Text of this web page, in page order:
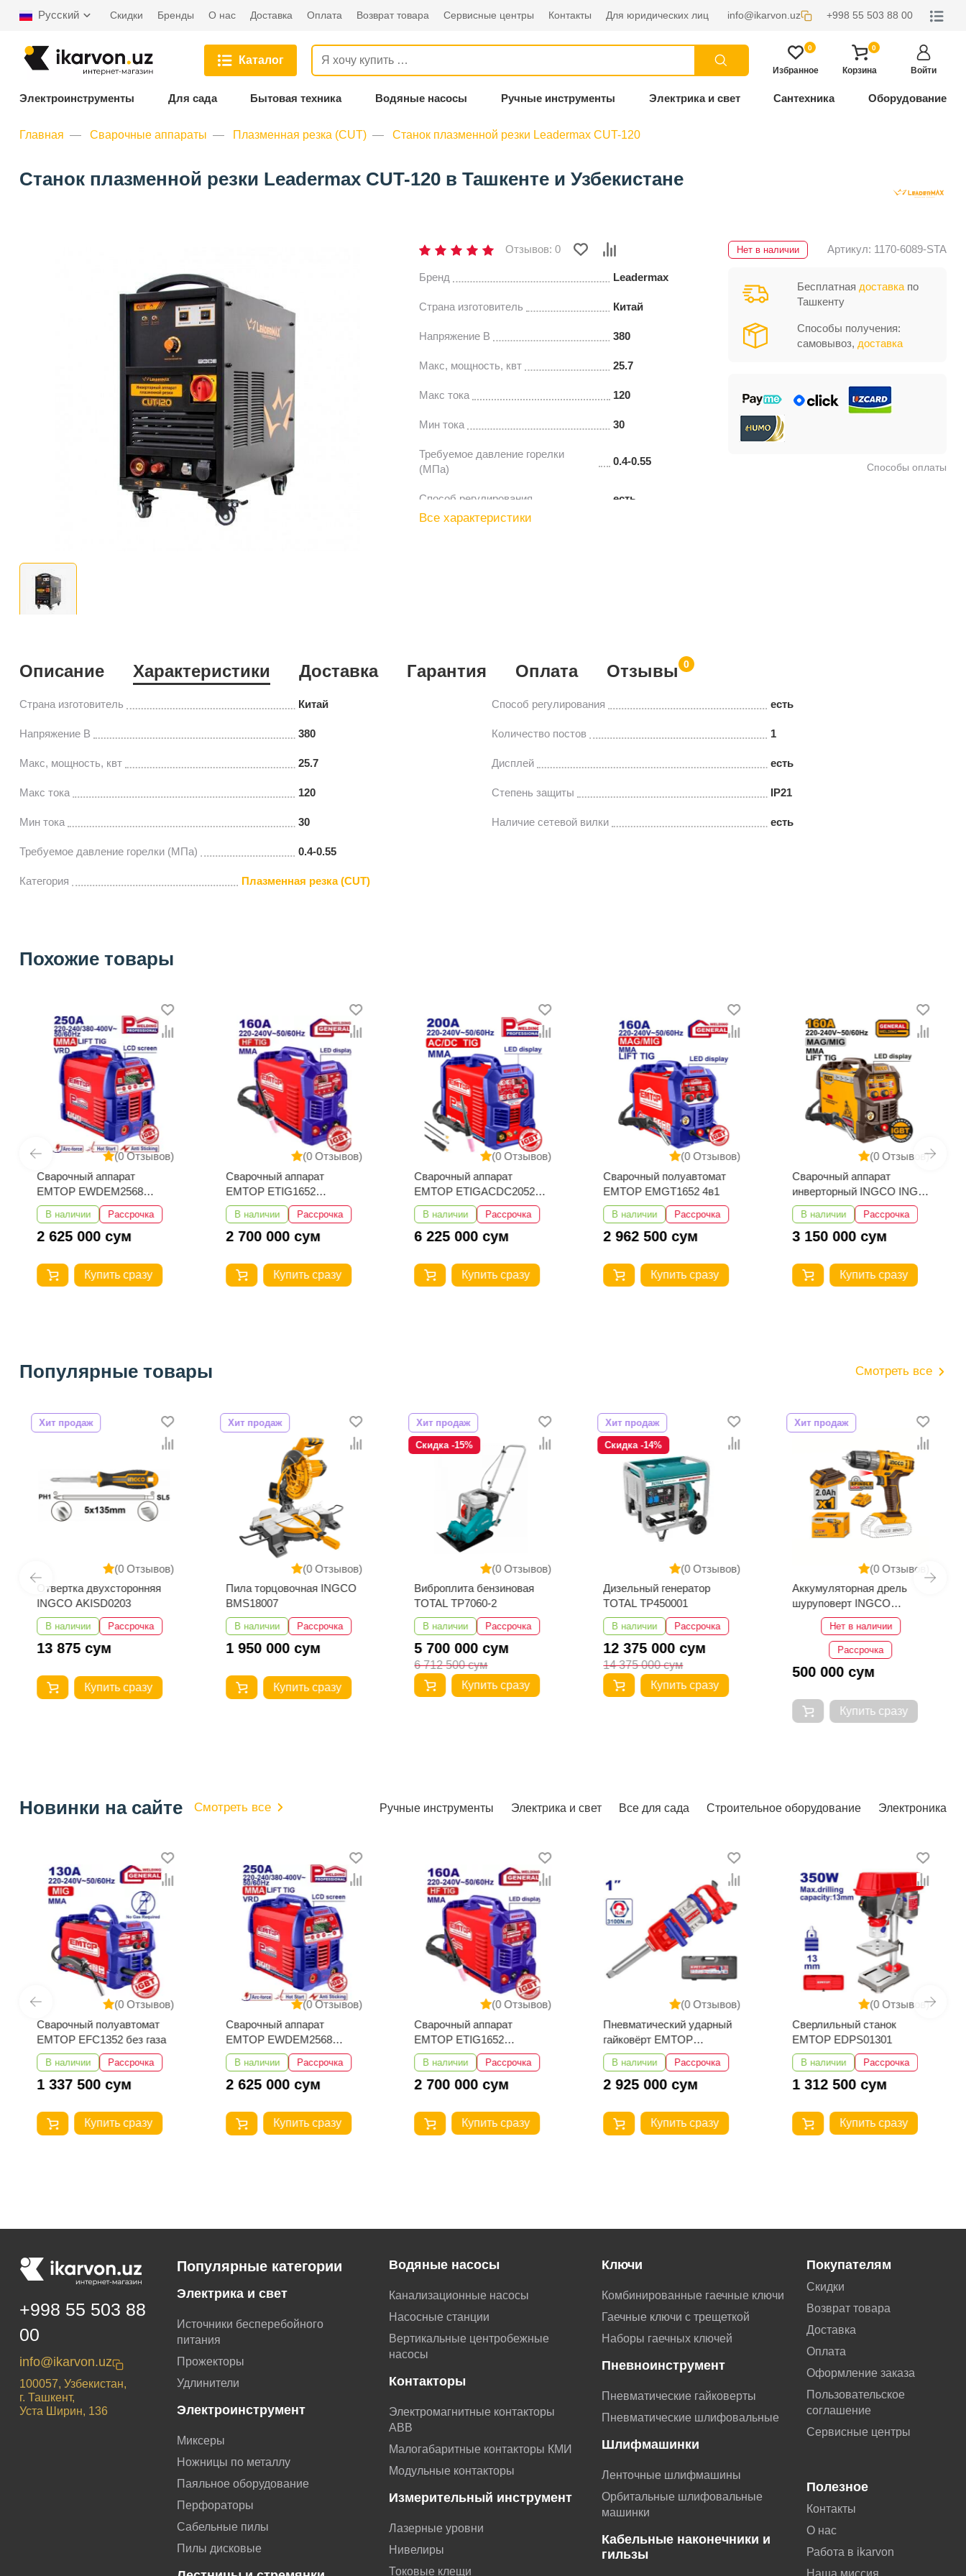
Русский Скидки Бренды О нас Доставка Оплата Возврат товара Сервисные центры Контакты Для юридических лиц info@ikarvon.uz +998 55 503 88 00
Каталог
0
Избранное
0
Корзина Войти
Электроинструменты Для сада Бытовая техника Водяные насосы Ручные инструменты Электрика и свет Сантехника Оборудование
Главная Сварочные аппараты Плазменная резка (CUT) Станок плазменной резки Leadermax CUT-120
Станок плазменной резки Leadermax CUT-120 в Ташкенте и Узбекистане
Отзывов: 0
Бренд Leadermax
Страна изготовитель Китай
Напряжение В 380
Макс, мощность, квт 25.7
Макс тока 120
Мин тока 30
Требуемое давление горелки
(МПа)
0.4-0.55
Способ регулирования есть
Все характеристики
Нет в наличии Артикул: 1170-6089-STA
Бесплатная доставкапо
Ташкенту
Способы получения:
самовывоз, доставка
Способы оплаты
Описание Характеристики Доставка Гарантия Оплата 0
Отзывы
Страна изготовитель Китай
Напряжение В 380
Макс, мощность, квт 25.7
Макс тока 120
Мин тока 30
Требуемое давление горелки (МПа) 0.4-0.55
Категория Плазменная резка (CUT)
Способ регулирования есть
Количество постов 1
Дисплей есть
Степень защиты IP21
Наличие сетевой вилки есть
Похожие товары
(0 Отзывов)
Сварочный аппарат
EMTOP EWDEM2568
MMA/TIG Lift
В наличии Рассрочка
2 625 000 сум
Купить сразу
(0 Отзывов)
Сварочный аппарат
EMTOP ETIG1652
TIG/MMA
В наличии Рассрочка
2 700 000 сум
Купить сразу
(0 Отзывов)
Сварочный аппарат
EMTOP ETIGACDC2052
TIG AC/DC
В наличии Рассрочка
6 225 000 сум
Купить сразу
(0 Отзывов)
Сварочный полуавтомат
EMTOP EMGT1652 4в1
В наличии Рассрочка
2 962 500 сум
Купить сразу
(0 Отзывов)
Сварочный аппарат
инверторный INGCO ING-
MGT16058
В наличии Рассрочка
3 150 000 сум
Купить сразу
Популярные товары Смотреть все
(0 Отзывов)
Хит продаж
Отвертка двухсторонняя
INGCO AKISD0203
В наличии Рассрочка
13 875 сум
Купить сразу
(0 Отзывов)
Хит продаж
Пила торцовочная INGCO
BMS18007
В наличии Рассрочка
1 950 000 сум
Купить сразу
(0 Отзывов)
Хит продаж
Скидка -15%
Виброплита бензиновая
TOTAL TP7060-2
В наличии Рассрочка
5 700 000 сум
6 712 500 сум
Купить сразу
(0 Отзывов)
Хит продаж
Скидка -14%
Дизельный генератор
TOTAL TP450001
В наличии Рассрочка
12 375 000 сум
14 375 000 сум
Купить сразу
(0 Отзывов)
Хит продаж
Аккумуляторная дрель
шуруповерт INGCO
CDLI200518
Нет в наличии
Рассрочка
500 000 сум
Купить сразу
Новинки на сайте Смотреть все Ручные инструменты Электрика и свет Все для сада Строительное оборудование Электроника
(0 Отзывов)
Сварочный полуавтомат
EMTOP EFC1352 без газа
В наличии Рассрочка
1 337 500 сум
Купить сразу
(0 Отзывов)
Сварочный аппарат
EMTOP EWDEM2568
MMA/TIG Lift
В наличии Рассрочка
2 625 000 сум
Купить сразу
(0 Отзывов)
Сварочный аппарат
EMTOP ETIG1652
TIG/MMA
В наличии Рассрочка
2 700 000 сум
Купить сразу
(0 Отзывов)
Пневматический ударный
гайковёрт EMTOP
EATL013101
В наличии Рассрочка
2 925 000 сум
Купить сразу
(0 Отзывов)
Сверлильный станок
EMTOP EDPS01301
В наличии Рассрочка
1 312 500 сум
Купить сразу
+998 55 503 88
00
info@ikarvon.uz
100057, Узбекистан,
г. Ташкент,
Уста Ширин, 136
Популярные категории
Электрика и свет
Источники бесперебойного
питания
Прожекторы
Удлинители
Электроинструмент
Миксеры
Ножницы по металлу
Паяльное оборудование
Перфораторы
Сабельные пилы
Пилы дисковые
Водяные насосы
Канализационные насосы
Насосные станции
Вертикальные центробежные
насосы
Контакторы
Электромагнитные контакторы
АВВ
Малогабаритные контакторы КМИ
Модульные контакторы
Измерительный инструмент
Лазерные уровни
Нивелиры
Токовые клещи
Ключи
Комбинированные гаечные ключи
Гаечные ключи с трещеткой
Наборы гаечных ключей
Пневноинструмент
Пневматические гайковерты
Пневматические шлифовальные
Шлифмашинки
Ленточные шлифмашины
Орбитальные шлифовальные
машинки
Кабельные наконечники и
гильзы
Покупателям
Скидки
Возврат товара
Доставка
Оплата
Оформление заказа
Пользовательское
соглашение
Сервисные центры
Полезное
Контакты
О нас
Работа в ikarvon
Наша миссия